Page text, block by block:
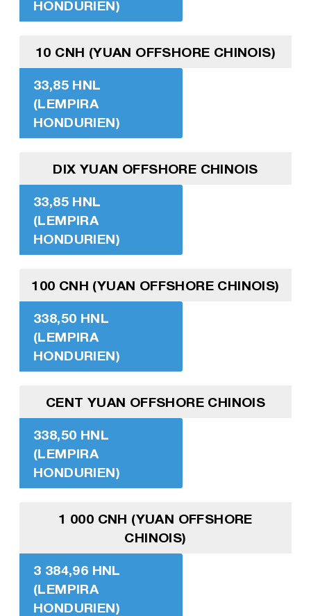
HONDURIEN)
10 CNH (YUAN OFFSHORE CHINOIS)
33,85 HNL
(LEMPIRA
HONDURIEN)
DIX YUAN OFFSHORE CHINOIS
33,85 HNL
(LEMPIRA
HONDURIEN)
100 CNH (YUAN OFFSHORE CHINOIS)
338,50 HNL
(LEMPIRA
HONDURIEN)
CENT YUAN OFFSHORE CHINOIS
338,50 HNL
(LEMPIRA
HONDURIEN)
1 000 CNH (YUAN OFFSHORE
CHINOIS)
3 384,96 HNL
(LEMPIRA
HONDURIEN)